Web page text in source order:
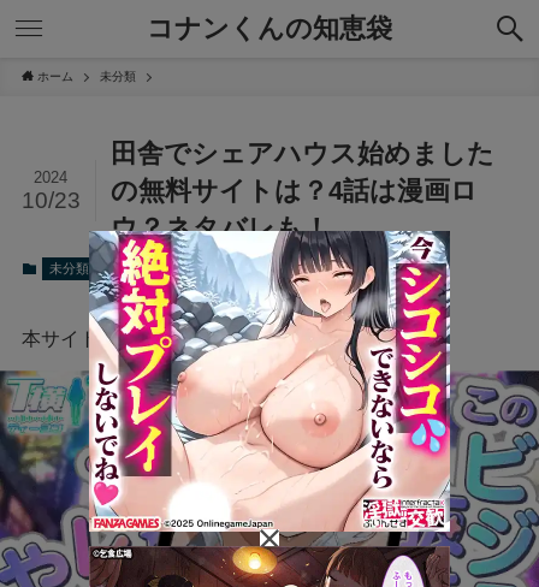
コナンくんの知恵袋
ホーム 未分類
田舎でシェアハウス始めました
の無料サイトは？4話は漫画ロ
ウ？ネタバレも！
2024
10/23
未分類 2024年10月23日 2024年10月23日
本サイトにはプロモーションが含まれています。